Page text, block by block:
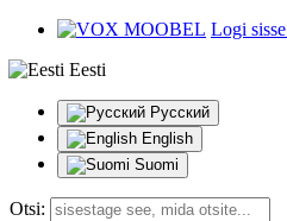
Logi sisse
Eesti
Русский
English
Suomi
Otsi: